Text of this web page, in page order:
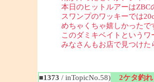
本日のヒットルアーはZBC
スワンプのワッキーでは
めちゃくちゃ嬉しかったで
このダミキベイトというワ
みなさんもお店で見つけた
■1373 / inTopicNo.58)
2ケタ釣れ